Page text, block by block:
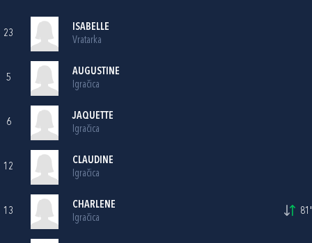
23
ISABELLE
Vratarka
5
AUGUSTINE
Igračica
6
JAQUETTE
Igračica
12
CLAUDINE
Igračica
13
CHARLENE
Igračica
81'